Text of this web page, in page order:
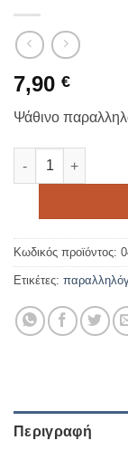
7,90 €
Ψάθινο
Ψάθινο
Κωδικός προϊόντος:
Ετικέτες:
Περιγραφή